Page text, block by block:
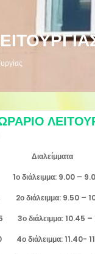
Διαλείμματα
διάλειμμα: 9.00 –
διάλειμμα: 9.50 –
3ο διάλειμμα: 10.45 –
4ο διάλειμμα: 11.40-